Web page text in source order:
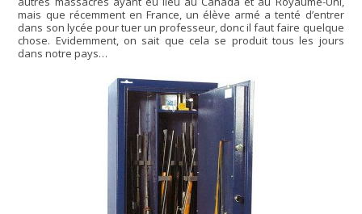
mais que récemment en France, un élève armé a tenté d’entrer
dans son lycée pour tuer un professeur, donc il faut faire quelque
chose. Evidemment, on sait que cela se produit tous les jours
dans notre pays…